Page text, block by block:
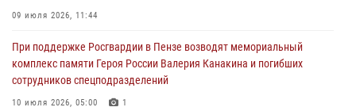
В Управлении Росгвардии по Пензенской области подвели итоги
04 августа 2026, 06:08
Росгвардия обеспечила безопасность праздничных мероприятий в
День ВДВ в Пензе
09 июля 2026, 11:44
При поддержке Росгвардии в Пензе возводят мемориальный
комплекс памяти Героя России Валерия Канакина и погибших
сотрудников спецподразделений
10 июля 2026, 05:00 1